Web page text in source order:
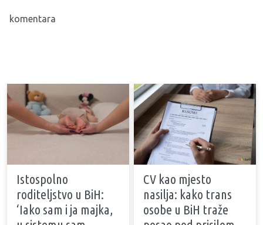
komentara
Istospolno
roditeljstvo u BiH:
‘Iako sam i ja majka,
CV kao mjesto
nasilja: kako trans
osobe u BiH traže